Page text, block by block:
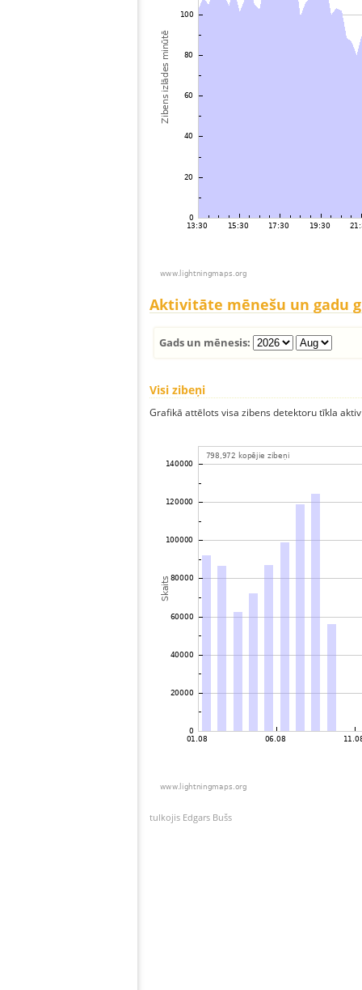
Aktivitāte mēnešu un gadu
Gads un mēnesis:
Visi zibeņi
Grafikā attēlots visa zibens detektoru tīkla
tulkojis Edgars Bušs